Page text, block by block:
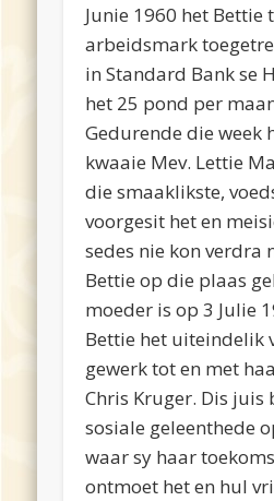
Junie 1960 het Bettie
arbeidsmark
in Standard Bank se
het 25 pond per
Gedurende die week
kwaaie Mev. Lettie
die smaaklikste,
voorgesit het en
sedes nie kon verdra
Bettie op die plaas
moeder is op 3 Julie
Bettie het uiteindelik
gewerk tot en met
Chris Kruger. Dis juis
sosiale geleenthede
waar sy haar
ontmoet het en hul